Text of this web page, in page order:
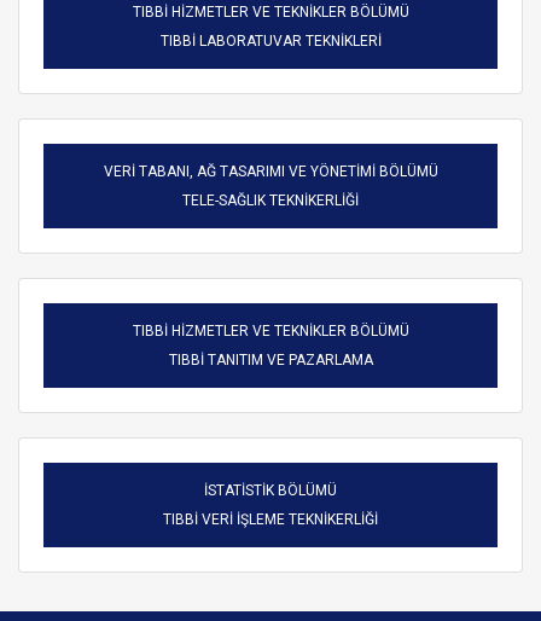
TIBBİ HİZMETLER VE TEKNİKLER BÖLÜMÜ
TIBBİ LABORATUVAR TEKNİKLERİ
VERİ TABANI, AĞ TASARIMI VE YÖNETİMİ BÖLÜMÜ
TELE-SAĞLIK TEKNİKERLİĞİ
TIBBİ HİZMETLER VE TEKNİKLER BÖLÜMÜ
TIBBİ TANITIM VE PAZARLAMA
İSTATİSTİK BÖLÜMÜ
TIBBİ VERİ İŞLEME TEKNİKERLİĞİ